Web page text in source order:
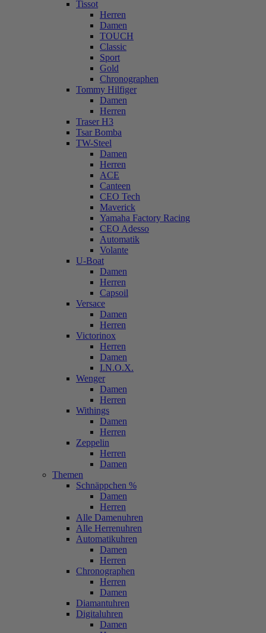
Tissot
Herren
Damen
TOUCH
Classic
Sport
Gold
Chronographen
Tommy Hilfiger
Damen
Herren
Traser H3
Tsar Bomba
TW-Steel
Damen
Herren
ACE
Canteen
CEO Tech
Maverick
Yamaha Factory Racing
CEO Adesso
Automatik
Volante
U-Boat
Damen
Herren
Capsoil
Versace
Damen
Herren
Victorinox
Herren
Damen
I.N.O.X.
Wenger
Damen
Herren
Withings
Damen
Herren
Zeppelin
Herren
Damen
Themen
Schnäppchen %
Damen
Herren
Alle Damenuhren
Alle Herrenuhren
Automatikuhren
Damen
Herren
Chronographen
Herren
Damen
Diamantuhren
Digitaluhren
Damen